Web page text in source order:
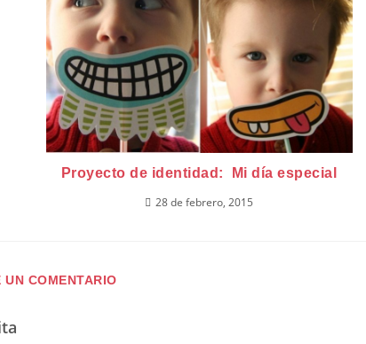
Proyecto de identidad: Mi día especial
28 de febrero, 2015
UN COMENTARIO